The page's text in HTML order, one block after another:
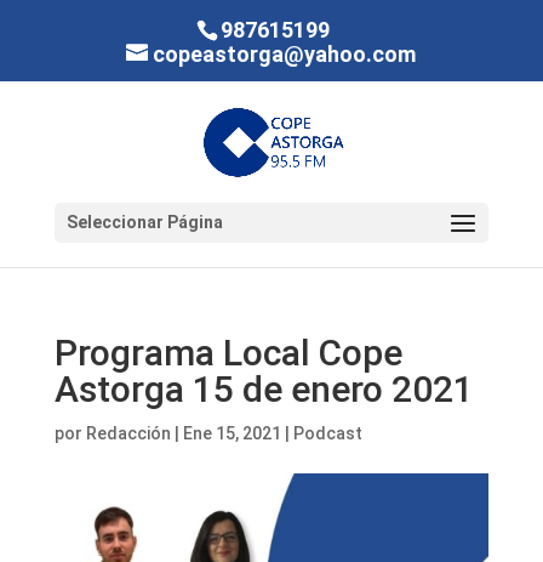
987615199
copeastorga@yahoo.com
Seleccionar Página
Programa Local Cope
Astorga 15 de enero 2021
por Redacción Ene 15, 2021 Podcast